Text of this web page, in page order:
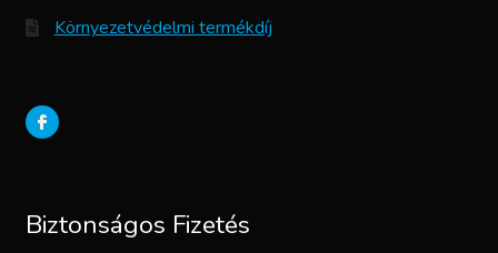
Környezetvédelmi termékdíj
Biztonságos Fizetés